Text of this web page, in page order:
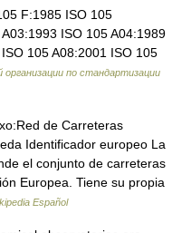
F:1985 ISO 105
ISO 105 A04:1989
105 A08:2001 ISO 105
по стандартизации
de Carreteras
Identificador europeo La
el conjunto de carreteras
Europea. Tiene su propia
Español